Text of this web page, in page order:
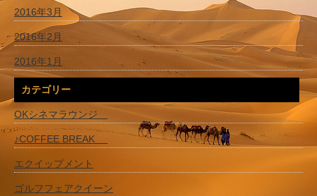
2016年3月
2016年2月
2016年1月
カテゴリー
OKシネマラウンジ
♪COFFEE BREAK
エクイップメント
ゴルフフェアクイーン